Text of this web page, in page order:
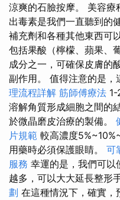
涼爽的石臉按摩。 美容
出毒素是我們一直聽到的
補充劑和各種其他東西可
包括果酸（檸檬、蘋果、
成分之一，可確保皮膚的
副作用。 值得注意的是
理流程詳解 筋師傅療法 1-
溶解角質形成細胞之間的
於微晶磨皮治療的製備。
片規範 較高濃度
用藥時必須保護眼睛。 可
服務 幸運的是，我們可以
越多，可以大大延長整形
劃 在這種情況下，確實，